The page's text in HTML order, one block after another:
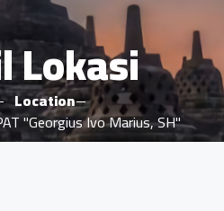
Lokasi
Location
"Georgius Ivo Marius, SH"